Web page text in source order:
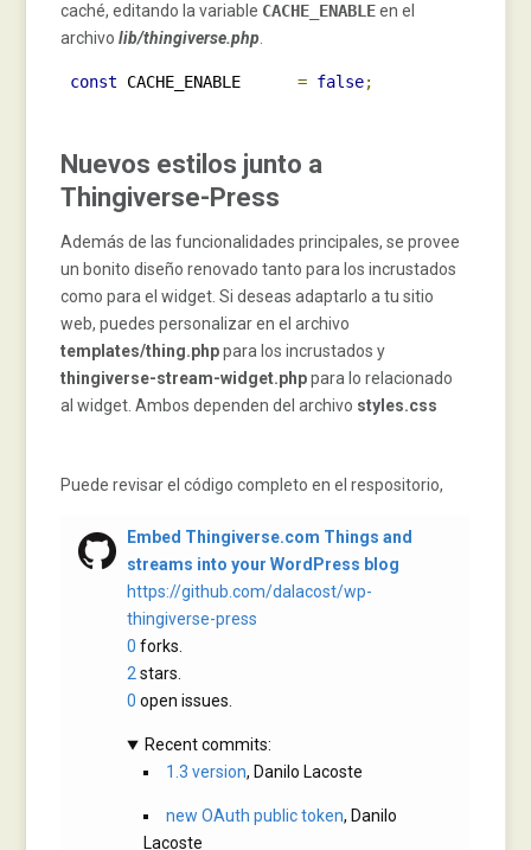
caché, editando la variable CACHE_ENABLEen el
archivolib/thingiverse.php.
const CACHE_ENABLE = false;
Nuevos estilos junto a
Thingiverse-Press
Además de las funcionalidades principales, se provee
un bonito diseño renovado tanto para los incrustados
como para el widget. Si deseas adaptarlo a tu sitio
web, puedes personalizar en el archivo
templates/thing.phppara los incrustados y
thingiverse-stream-widget.phppara lo relacionado
al widget. Ambos dependen del archivo styles.css
Puede revisar el código completo en el respositorio,
Embed Thingiverse.com Things and
streams into your WordPress blog
https://github.com/dalacost/wp-
thingiverse-press
0 forks.
2stars.
0 open issues.
Recent commits:
1.3 version, Danilo Lacoste
new OAuth public token, Danilo
Lacoste